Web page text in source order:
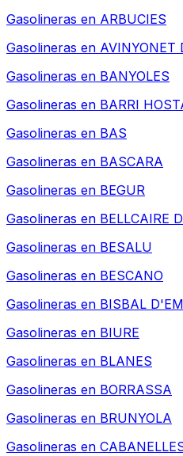
Gasolineras en ARBUCIES
Gasolineras en AVINYONET
Gasolineras en BANYOLES
Gasolineras en BARRI
Gasolineras en BAS
Gasolineras en BASCARA
Gasolineras en BEGUR
Gasolineras en BELLCAIRE
Gasolineras en BESALU
Gasolineras en BESCANO
Gasolineras en BISBAL
Gasolineras en BIURE
Gasolineras en BLANES
Gasolineras en BORRASSA
Gasolineras en BRUNYOLA
Gasolineras en